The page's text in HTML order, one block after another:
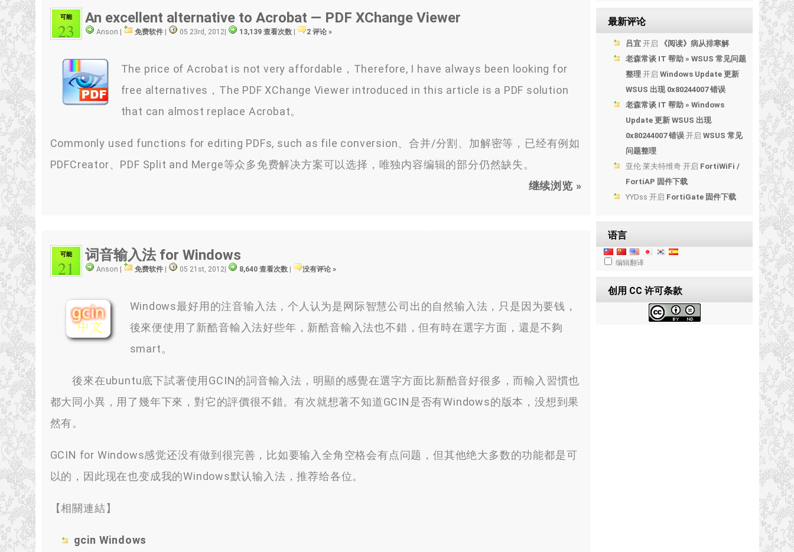
可能
23
An excellent alternative to Acrobat — PDF XChange Viewer
Anson | 免费软件| 05 23rd, 2012| 13,139 查看次数 | 2 评论 »
The price of Acrobat is not very affordable，Therefore, I have always been looking for
free alternatives，The PDF XChange Viewer introduced in this article is a PDF solution
that can almost replace Acrobat。
Commonly used functions for editing PDFs, such as file conversion、合并/分割、加解密等，已经有例如
PDFCreator、PDF Split and Merge等众多免费解决方案可以选择，唯独内容编辑的部分仍然缺失。
继续浏览 »
可能
21
词音输入法 for Windows
Anson | 免费软件| 05 21st, 2012| 8,640 查看次数 没有评论 »
Windows最好用的注音输入法，个人认为是网际智慧公司出的自然输入法，只是因为要钱，
後來便使用了新酷音輸入法好些年 ， 新酷音輸入法也不錯 ，但有時在選字方面 ， 還是不夠
smart。
後來在ubuntu底下試著使用GCIN的詞音輸入法 ， 明顯的感覺在選字方面比新酷音好很多 ，而輸入習慣也
都大同小異 ， 用了幾年下來 ， 對它的評價很不錯。有次就想著不知道GCIN是否有Windows的版本 ，没想到果
然有。
GCIN for Windows感觉还没有做到很完善，比如要输入全角空格会有点问题，但其他绝大多数的功能都是可
以的，因此现在也变成我的Windows默认输入法，推荐给各位。
【相關連結】
gcin Windows
最新评论
吕宜 开启
《阅读》病从排寒解
老森常谈 IT 帮助 » WSUS 常见问题
整理 开启 Windows Update 更新
WSUS 出现 0x80244007 错误
老森常谈 IT 帮助 » Windows
Update 更新 WSUS 出现
0x80244007 错误 开启 WSUS 常见
问题整理
亚伦·莱夫特维奇 开启 FortiWiFi /
FortiAP 固件下载
YYDss 开启 FortiGate 固件下载
语言
编辑翻译
创用 CC 许可条款